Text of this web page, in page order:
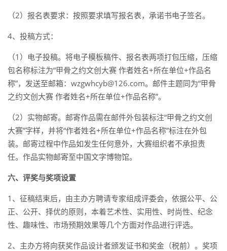
（2）报名表要求：按照要求填写报名表，承诺书电子签名。
4、投稿方式：
（1）电子投稿。将电子模板稿件、报名表两项打包压缩，压缩
包名称标注为“甲骨之约文创大赛 作者姓名+所在单位+作品名
称”，发送至邮箱：wzgwhcyb@126.com。邮件主题同为“甲骨
之约文创大赛 作者姓名+所在单位+作品名称”。
（2）实物邮寄。邮寄作品需在邮件外包装标注“甲骨之约文创
大赛”字样，并将“作者姓名+所在单位+作品名称”标注在外包
装。邮寄过程中作品如发生任何意外，大赛组织者不承担责
任。作品实物邮寄至中国文字博物馆。
六、评奖与奖项设置
1、征稿结束后，由主办方聘请专家组成评委会，依据公平、公
正、公开、择优的原则，本着艺术性、实用性、时尚性、纪念
性、趣味性、市场预期效果等几个方面对作品进行评选。
2、主办方将向获奖作品设计者颁发证书和奖金（税前）。奖项